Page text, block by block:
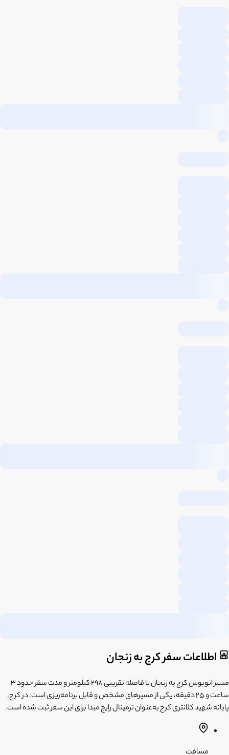
اطلاعات سفر کرج به زنجان
مسیر اتوبوس کرج به زنجان با فاصله تقریبی 298 کیلومتر و مدت سفر حدود 3
ساعت و 25 دقیقه، یکی از مسیرهای مشخص و قابل برنامه‌ریزی است. در کرج،
پایانه شهید کلانتری کرج به‌عنوان ترمینال رایج مبدا برای این سفر ثبت شده است.
مسافت